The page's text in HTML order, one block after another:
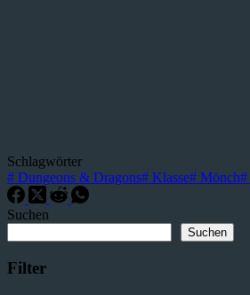
Schlagwörter
# Dungeons & Dragons# Klasse# Mönch#
Suchen
Suchen
Filter